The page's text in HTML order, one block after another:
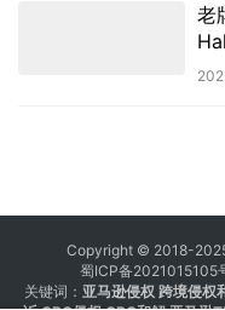
老
范
Copyright © 2018-
蜀ICP备2021015105
关键词： 亚马逊侵权 跨境侵权